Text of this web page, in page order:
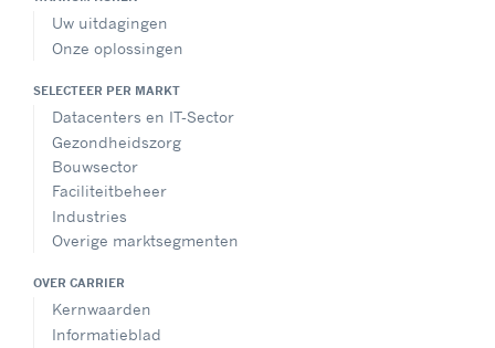
Uw uitdagingen
Onze oplossingen
SELECTEER PER MARKT
Datacenters en IT-Sector
Gezondheidszorg
Bouwsector
Faciliteitbeheer
Industries
Overige marktsegmenten
OVER CARRIER
Kernwaarden
Informatieblad